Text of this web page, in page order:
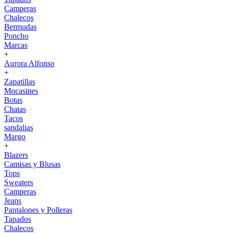
Camperas
Chalecos
Bermudas
Poncho
Marcas
+
Aurora Alfonso
+
Zapatillas
Mocasines
Botas
Chatas
Tacos
sandalias
Margo
+
Blazers
Camisas y Blusas
Tops
Sweaters
Camperas
Jeans
Pantalones y Polleras
Tapados
Chalecos